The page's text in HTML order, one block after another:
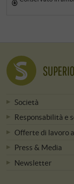
Società
Responsabilità e
Offerte di lavoro
Press & Media
Newsletter